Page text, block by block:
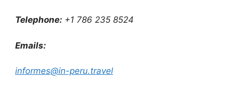
Telephone: +1 786 235 8524
Emails:
informes@in-peru.travel